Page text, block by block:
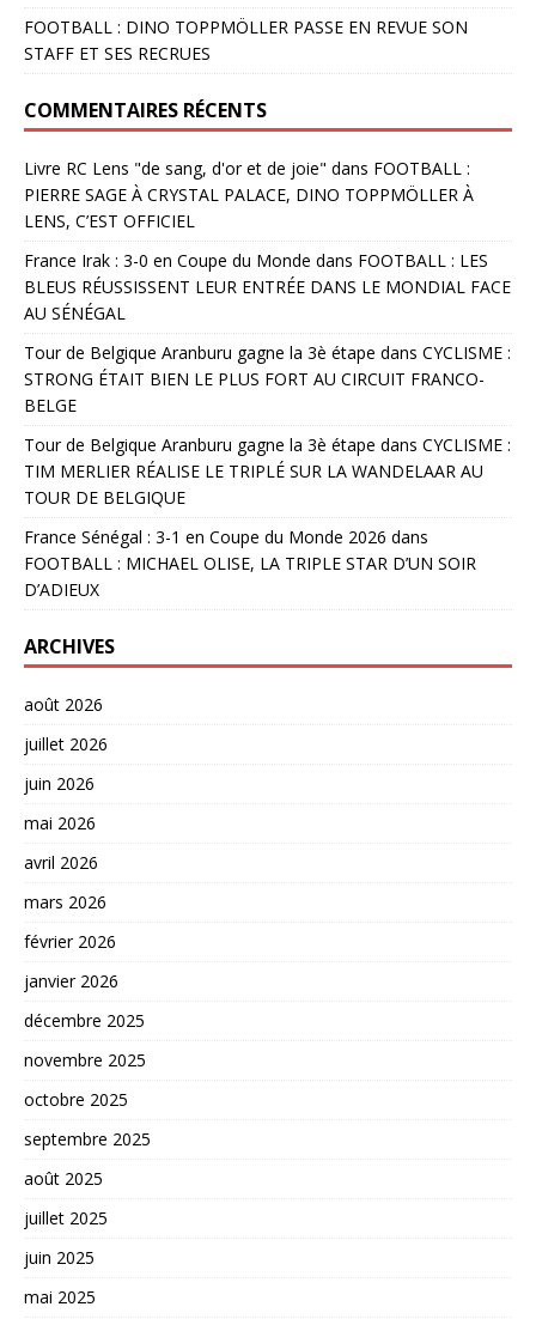
FOOTBALL : DINO TOPPMÖLLER PASSE EN REVUE SON
STAFF ET SES RECRUES
COMMENTAIRES RÉCENTS
Livre RC Lens "de sang, d'or et de joie" dans FOOTBALL :
PIERRE SAGE À CRYSTAL PALACE, DINO TOPPMÖLLER À
LENS, C’EST OFFICIEL
France Irak : 3-0 en Coupe du Monde dans FOOTBALL : LES
BLEUS RÉUSSISSENT LEUR ENTRÉE DANS LE MONDIAL FACE
AU SÉNÉGAL
Tour de Belgique Aranburu gagne la 3è étape dans CYCLISME :
STRONG ÉTAIT BIEN LE PLUS FORT AU CIRCUIT FRANCO-
BELGE
Tour de Belgique Aranburu gagne la 3è étape dans CYCLISME :
TIM MERLIER RÉALISE LE TRIPLÉ SUR LA WANDELAAR AU
TOUR DE BELGIQUE
France Sénégal : 3-1 en Coupe du Monde 2026 dans
FOOTBALL : MICHAEL OLISE, LA TRIPLE STAR D’UN SOIR
D’ADIEUX
ARCHIVES
août 2026
juillet 2026
juin 2026
mai 2026
avril 2026
mars 2026
février 2026
janvier 2026
décembre 2025
novembre 2025
octobre 2025
septembre 2025
août 2025
juillet 2025
juin 2025
mai 2025